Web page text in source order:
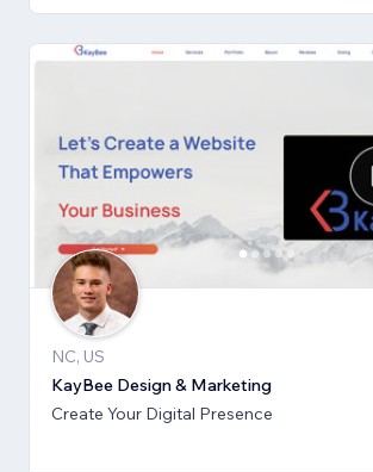
NC, US
KayBee Design & Marketing
Create Your Digital Presence